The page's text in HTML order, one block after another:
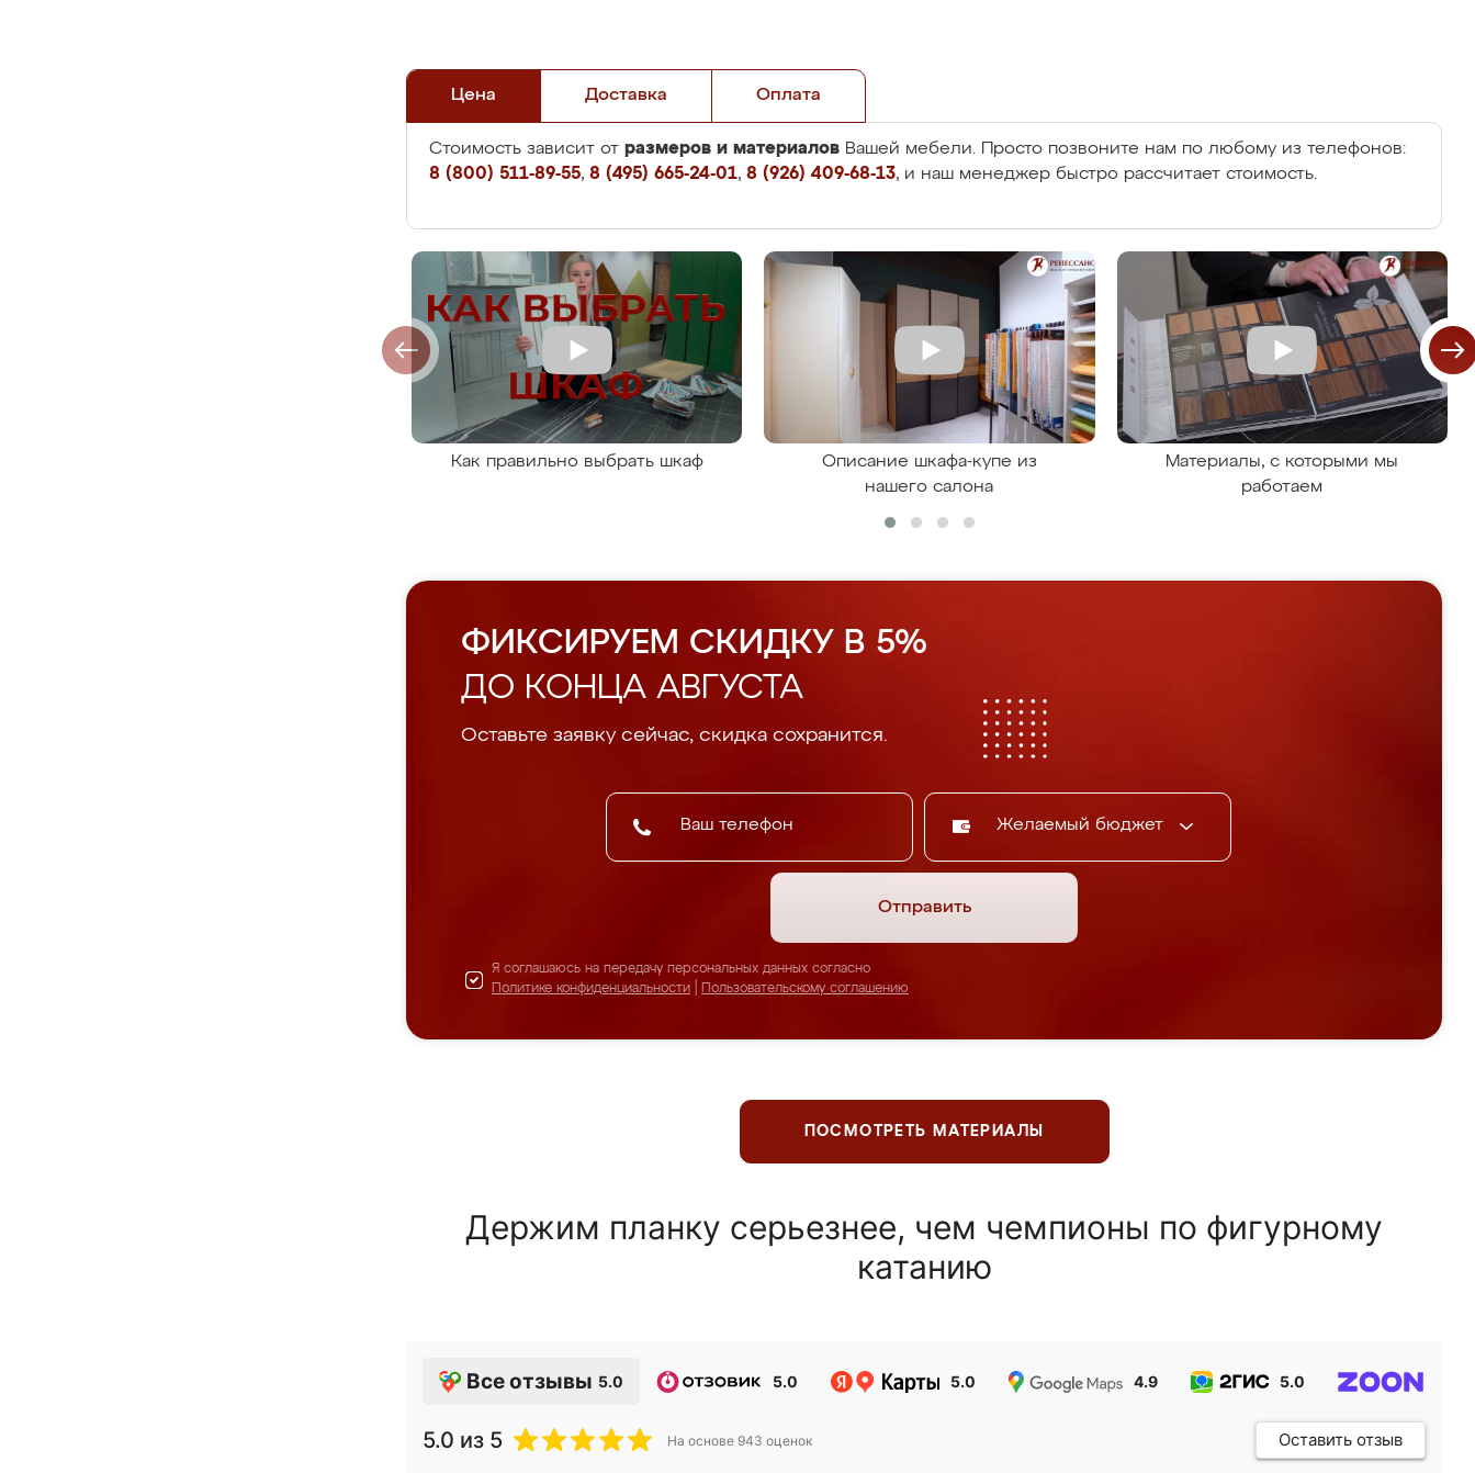
Цена Доставка Оплата
Стоимость зависит от размеров и материалов Вашей мебели. Просто позвоните нам по любому из телефонов:
8 (800) 511-89-55, 8 (495) 665-24-01, 8 (926) 409-68-13, и наш менеджер быстро рассчитает стоимость.
Как правильно выбрать шкаф
Описание шкафа-купе из
нашего салона
Материалы, с которыми мы
работаем
ФИКСИРУЕМ СКИДКУ В 5%
ДО КОНЦА АВГУСТА
Оставьте заявку сейчас, скидка сохранится.
Желаемый бюджет
Отправить
Я соглашаюсь на передачу персональных данных согласно
Политике конфиденциальности
Пользовательскому соглашению
ПОСМОТРЕТЬ МАТЕРИАЛЫ
Держим планку серьезнее, чем чемпионы по фигурному
катанию
Все отзывы 5.0 5.0 5.0 4.9 5.0
5.0 из 5 На основе 943 оценок Оставить отзыв